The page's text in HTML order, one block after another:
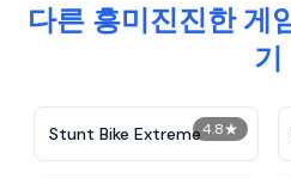
다른 흥미진진한 게
기
4.8★
Stunt Bike Extreme